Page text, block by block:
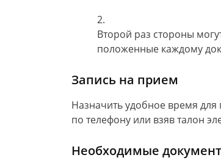
Второй раз стороны
положенные каждому
Запись на прием
Назначить удобное время
по телефону или взяв талон
Необходимые